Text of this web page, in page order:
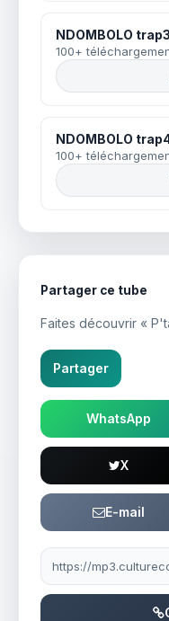
NDOMBOLO
100+
NDOMBOLO
100+
Partager ce tube
Faites découvrir «
Partager
WhatsApp
X
E-mail
Lien à partager